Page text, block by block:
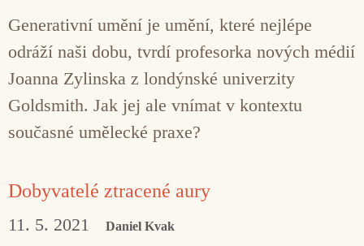
Generativní umění je umění, které nejlépe
odráží naši dobu, tvrdí profesorka nových médií
Joanna Zylinska z londýnské univerzity
Goldsmith. Jak jej ale vnímat v kontextu
současné umělecké praxe?
Dobyvatelé ztracené aury
11. 5. 2021 Daniel Kvak